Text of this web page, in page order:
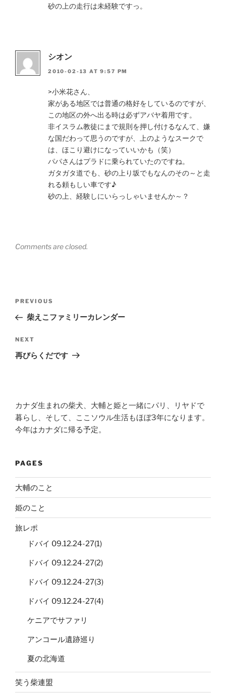
砂の上の走行は未経験ですっ。
シオン
2010-02-13 AT 9:57 PM
>小米花さん、
家がある地区では普通の格好をしているのですが、
この地区の外へ出る時は必ずアバヤ着用です。
非イスラム教徒にまで規則を押し付けるなんて、嫌
な国だわって思うのですが、上のようなスークで
は、ほこり避けになっていいかも（笑）
パパさんはプラドに乗られていたのですね。
ガタガタ道でも、砂の上り坂でもなんのその～と走
れる頼もしい車です♪
砂の上、経験しにいらっしゃいませんか～？
Comments are closed.
navigation
Previous
Post
PREVIOUS
柴えこファミリーカレンダー
Next
Post
NEXT
再びらくだです
カナダ生まれの柴犬、大輔と姫と一緒にパリ、リヤドで
暮らし、そして、ここソウル生活もほぼ3年になります。
今年はカナダに帰る予定。
PAGES
大輔のこと
姫のこと
旅レポ
ドバイ 09.12.24-27(1)
ドバイ 09.12.24-27(2)
ドバイ 09.12.24-27(3)
ドバイ 09.12.24-27(4)
ケニアでサファリ
アンコール遺跡巡り
夏の北海道
笑う柴連盟